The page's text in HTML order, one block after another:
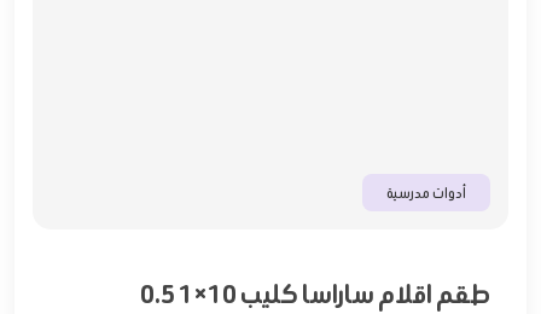
أدوات مدرسية
طقم اقلام ساراسا كليب 10×1 0.5